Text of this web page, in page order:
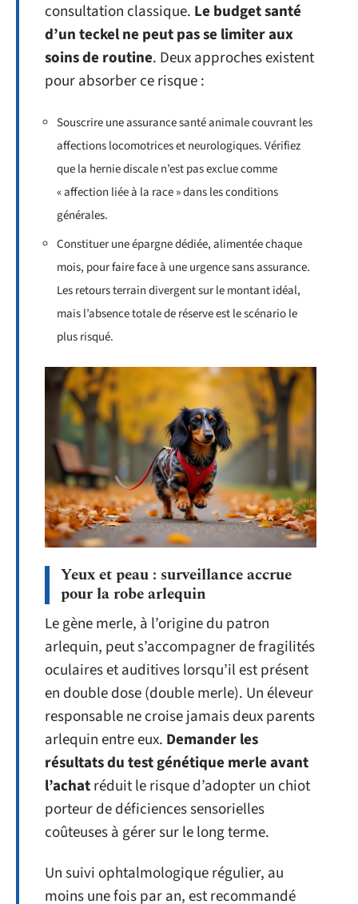
consultation classique. Le budget santé
d’un teckel ne peut pas se limiter aux
soins de routine. Deux approches existent
pour absorber ce risque :
Souscrire une assurance santé animale couvrant les
affections locomotrices et neurologiques. Vérifiez
que la hernie discale n’est pas exclue comme
« affection liée à la race » dans les conditions
générales.
Constituer une épargne dédiée, alimentée chaque
mois, pour faire face à une urgence sans assurance.
Les retours terrain divergent sur le montant idéal,
mais l’absence totale de réserve est le scénario le
plus risqué.
Yeux et peau : surveillance accrue
pour la robe arlequin
Le gène merle, à l’origine du patron
arlequin, peut s’accompagner de fragilités
oculaires et auditives lorsqu’il est présent
en double dose (double merle). Un éleveur
responsable ne croise jamais deux parents
arlequin entre eux. Demander les
résultats du test génétique merle avant
l’achatréduit le risque d’adopter un chiot
porteur de déficiences sensorielles
coûteuses à gérer sur le long terme.
Un suivi ophtalmologique régulier, au
moins une fois par an, est recommandé